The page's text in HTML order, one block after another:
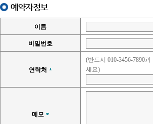
예약자정보
이름
비밀번호
연락처
(반드시 010-3456-7890
세요)
메모